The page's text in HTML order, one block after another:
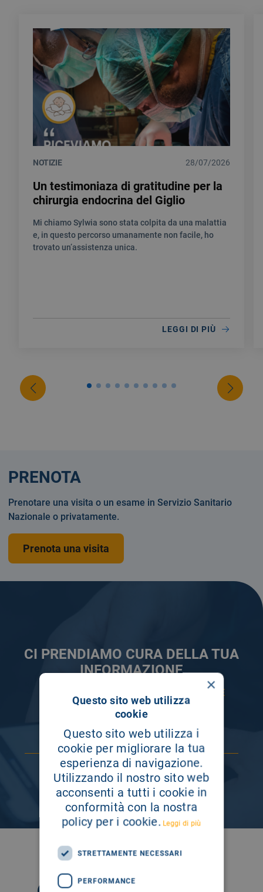
NOTIZIE 28/07/2026
Un testimoniaza di gratitudine per la
chirurgia endocrina del Giglio
Mi chiamo Sylwia sono stata colpita da una malattia
e, in questo percorso umanamente non facile, ho
trovato un’assistenza unica.
LEGGI DI PIÙ
CI PRENDIAMO CURA DELLA TUA
INFORMAZIONE
ISCRIVITI AI NOSTRI CANALI PER RESTARE
SEMPRE AGGIORNATO
PRENOTA
Prenotare una visita o un esame in Servizio Sanitario
Nazionale o privatamente.
Prenota una visita
SEGUICI SU
×
Questo sito web utilizza
cookie
Questo sito web utilizza i
cookie per migliorare la tua
esperienza di navigazione.
Utilizzando il nostro sito web
acconsenti a tutti i cookie in
conformità con la nostra
policy per i cookie. Leggi di più
STRETTAMENTE NECESSARI
PERFORMANCE